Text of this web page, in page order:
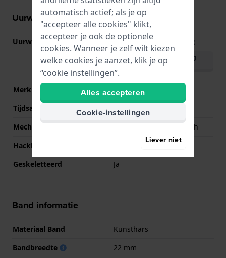
Uurwerk informatie
Uurwerk nr. G3265Z )
Download handleiding
(English)
Merk uurwerk
PTS
Tijdsaanduiding
Analoog
Mechanisme
Mechanisch automatisch
Hackbaar
Geskeletteerd
Ja
Band informatie
Materiaal Band
Kunsthars
Bandbreedte
22 mm
automatisch actief; als je op
"accepteer alle cookies" klikt,
accepteer je ook de optionele
cookies. Wanneer je zelf wilt kiezen
welke cookies je aanzet, klik je op
“cookie instellingen”.
Alles accepteren
Cookie-instellingen
Liever niet